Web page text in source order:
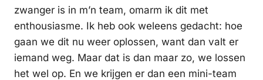
zwanger is in m’n team, omarm ik dit met
enthousiasme. Ik heb ook weleens gedacht: hoe
gaan we dit nu weer oplossen, want dan valt er
iemand weg. Maar dat is dan maar zo, we lossen
het wel op. En we krijgen er dan een mini-team